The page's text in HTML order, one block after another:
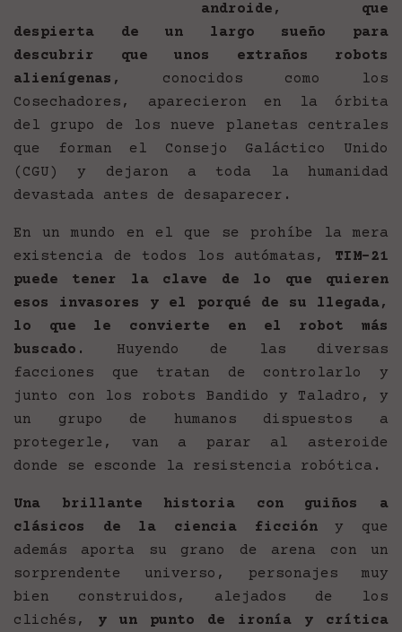
androide, que
despierta de un largo sueño para
descubrir que unos extraños robots
alienígenas,
conocidos como los
Cosechadores, aparecieron en la órbita
del grupo de los nueve planetas centrales
que forman el Consejo Galáctico Unido
(CGU) y dejaron a toda la humanidad
devastada antes de desaparecer.
En un mundo en el que se prohíbe la mera
existencia de todos los autómatas,
TIM-21
puede tener la clave de lo que quieren
esos invasores y el porqué de su llegada,
lo que le convierte en el robot más
buscado.
Huyendo de las diversas
facciones que tratan de controlarlo y
junto con los robots Bandido y Taladro, y
un grupo de humanos dispuestos a
protegerle, van a parar al asteroide
donde se esconde la resistencia robótica.
Una brillante historia con guiños a
clásicos de la ciencia ficcióny que
además aporta su grano de arena con un
sorprendente universo, personajes muy
bien construidos, alejados de los
clichés, y un punto de ironía y crítica